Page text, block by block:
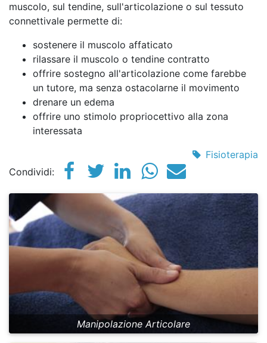
muscolo, sul tendine, sull'articolazione o sul tessuto
connettivale permette di:
sostenere il muscolo affaticato
rilassare il muscolo o tendine contratto
offrire sostegno all'articolazione come farebbe
un tutore, ma senza ostacolarne il movimento
drenare un edema
offrire uno stimolo propriocettivo alla zona
interessata
Fisioterapia
Condividi:
Manipolazione Articolare